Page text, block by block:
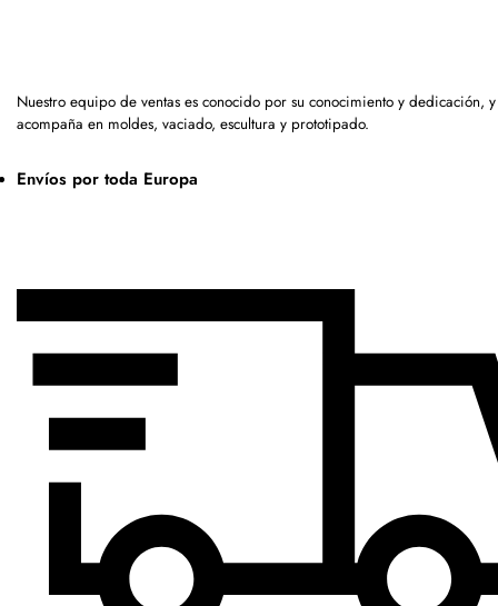
Nuestro equipo de ventas es conocido por su conocimiento y dedicación,
acompaña en moldes, vaciado, escultura y prototipado.
Envíos por toda Europa